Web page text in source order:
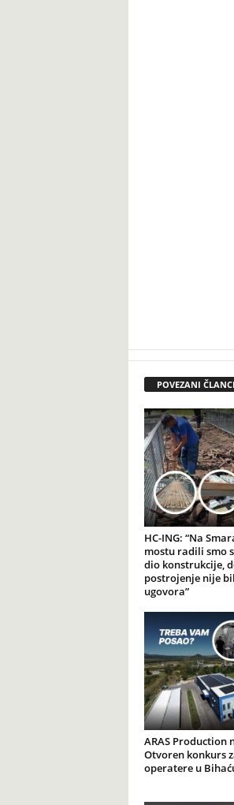
POVEZANI ČLANCI
HC-ING: “Na
mostu radili smo
dio konstrukcije,
postrojenje nije
ugovora”
ARAS Production
Otvoren konkurs
operatere u